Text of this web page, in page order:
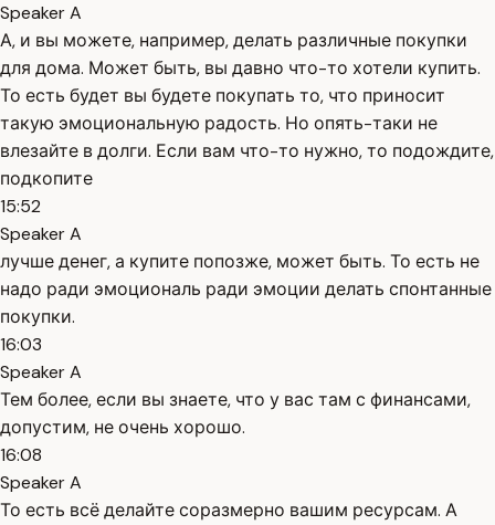
Speaker A
А, и вы можете, например, делать различные покупки
для дома. Может быть, вы давно что-то хотели купить.
То есть будет вы будете покупать то, что приносит
такую эмоциональную радость. Но опять-таки не
влезайте в долги. Если вам что-то нужно, то подождите,
подкопите
15:52
Speaker A
лучше денег, а купите попозже, может быть. То есть не
надо ради эмоциональ ради эмоции делать спонтанные
покупки.
16:03
Speaker A
Тем более, если вы знаете, что у вас там с финансами,
допустим, не очень хорошо.
16:08
Speaker A
То есть всё делайте соразмерно вашим ресурсам. А